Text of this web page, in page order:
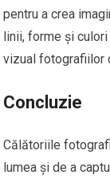
pentru a crea
linii, forme și
vizual fotografiilor
Concluzie
Călătoriile
lumea și de a